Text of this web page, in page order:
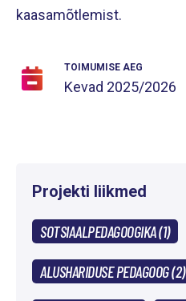
kaasamõtlemist.
TOIMUMISE AEG
Kevad 2025/2026
Projekti liikmed
SOTSIAALPEDAGOOGIKA (1)
ALUSHARIDUSE PEDAGOOG (2)